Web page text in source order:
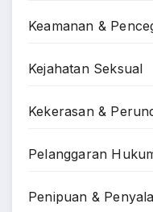
Keamanan &
Kejahatan Seksual
Kekerasan &
Pelanggaran
Penipuan &